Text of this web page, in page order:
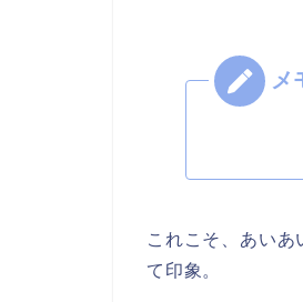
これこそ、あい
て印象。